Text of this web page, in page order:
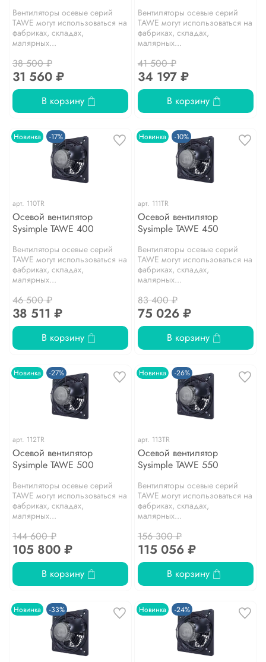
Вентиляторы осевые серий
TAWE могут использоваться на
фабриках, складах,
малярных...
38 500 ₽
31 560 ₽
В корзину
Вентиляторы осевые серий
TAWE могут использоваться на
фабриках, складах,
малярных...
41 500 ₽
34 197 ₽
В корзину
Новинка -17%
арт. 110TR
Осевой вентилятор
Sysimple TAWE 400
Вентиляторы осевые серий
TAWE могут использоваться на
фабриках, складах,
малярных...
46 500 ₽
38 511 ₽
В корзину
Новинка -10%
арт. 111TR
Осевой вентилятор
Sysimple TAWE 450
Вентиляторы осевые серий
TAWE могут использоваться на
фабриках, складах,
малярных...
83 400 ₽
75 026 ₽
В корзину
Новинка -27%
арт. 112TR
Осевой вентилятор
Sysimple TAWE 500
Вентиляторы осевые серий
TAWE могут использоваться на
фабриках, складах,
малярных...
144 600 ₽
105 800 ₽
В корзину
Новинка -26%
арт. 113TR
Осевой вентилятор
Sysimple TAWE 550
Вентиляторы осевые серий
TAWE могут использоваться на
фабриках, складах,
малярных...
156 300 ₽
115 056 ₽
В корзину
Новинка -33% Новинка -24%